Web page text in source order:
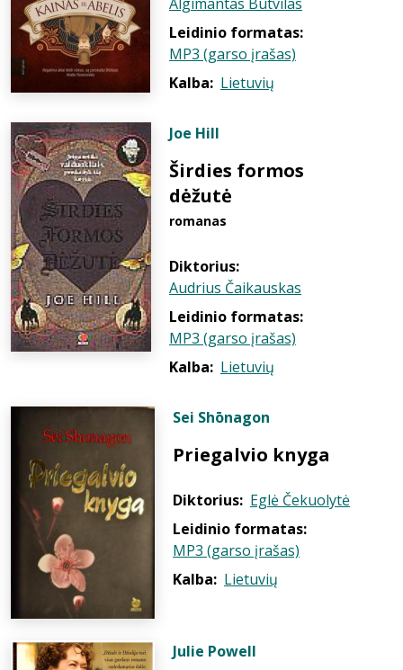
Leidinio formatas:
MP3 (garso įrašas)
Kalba: Lietuvių
Joe Hill
Širdies formos
dėžutė
romanas
Diktorius:
Audrius Čaikauskas
Leidinio formatas:
MP3 (garso įrašas)
Kalba: Lietuvių
Sei Shōnagon
Priegalvio knyga
Diktorius: Eglė Čekuolytė
Leidinio formatas:
MP3 (garso įrašas)
Kalba: Lietuvių
Julie Powell